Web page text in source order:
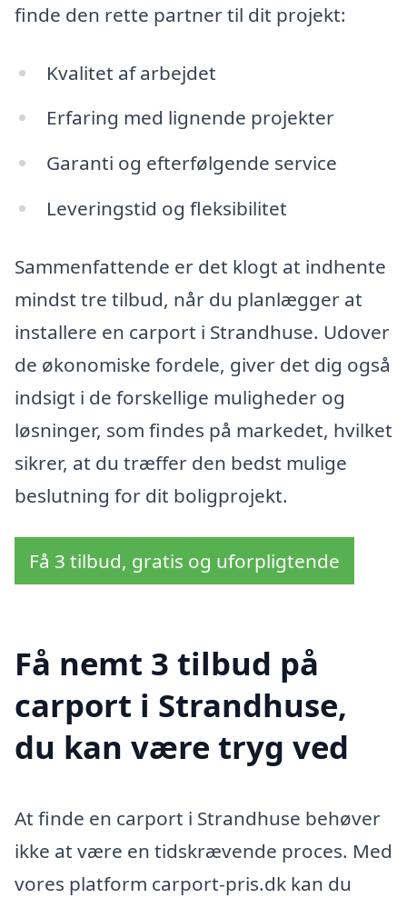
finde den rette partner til dit projekt:
Kvalitet af arbejdet
Erfaring med lignende projekter
Garanti og efterfølgende service
Leveringstid og fleksibilitet
Sammenfattende er det klogt at indhente
mindst tre tilbud, når du planlægger at
installere en carport i Strandhuse. Udover
de økonomiske fordele, giver det dig også
indsigt i de forskellige muligheder og
løsninger, som findes på markedet, hvilket
sikrer, at du træffer den bedst mulige
beslutning for dit boligprojekt.
Få 3 tilbud, gratis og uforpligtende
Få nemt 3 tilbud på
carport i Strandhuse,
du kan være tryg ved
At finde en carport i Strandhuse behøver
ikke at være en tidskrævende proces. Med
vores platform carport-pris.dk kan du